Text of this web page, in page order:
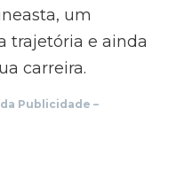
um
trajetória e ainda
carreira.
Publicidade –